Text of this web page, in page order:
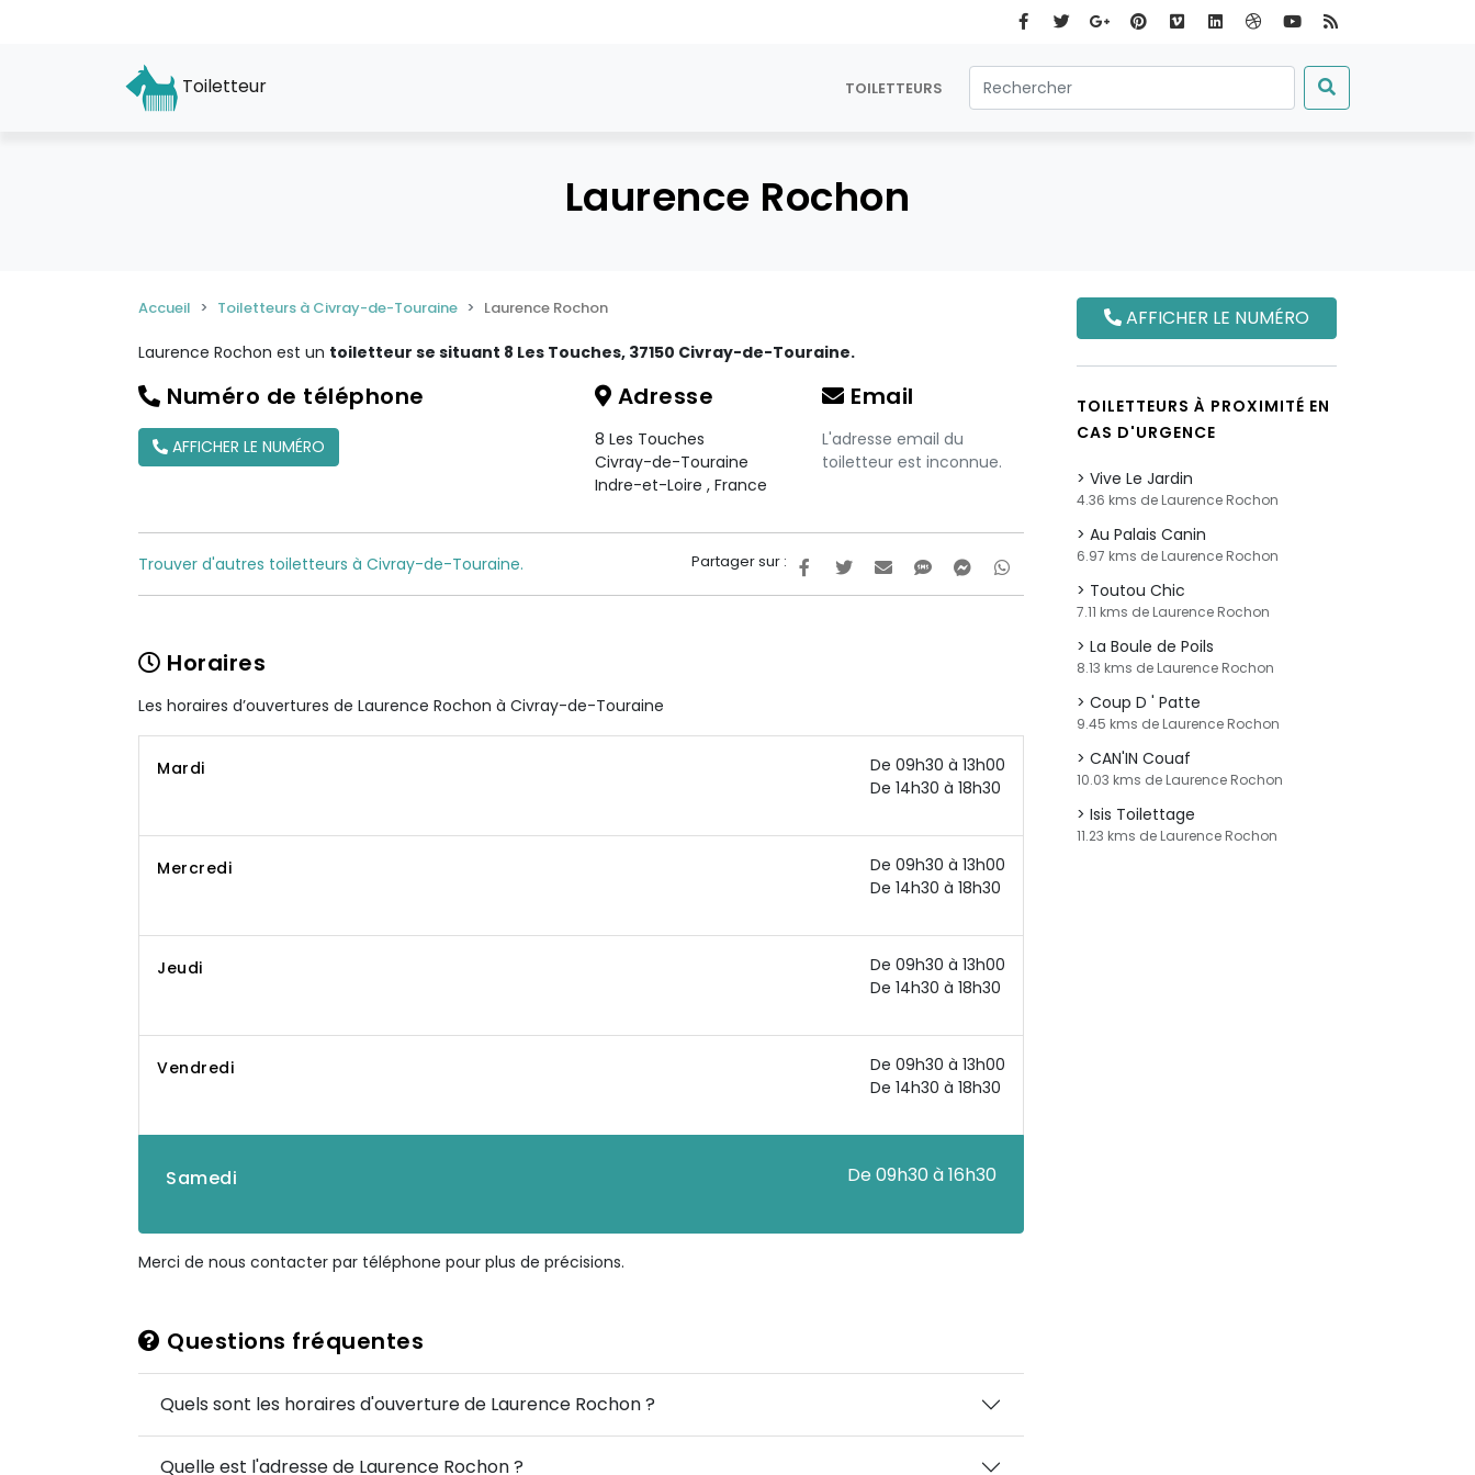
Toiletteur TOILETTEURS
Laurence Rochon
Accueil Toiletteurs à Civray-de-Touraine Laurence Rochon
Laurence Rochon est un toiletteur se situant 8 Les Touches, 37150 Civray-de-Touraine.
Numéro de téléphone
AFFICHER LE NUMÉRO
Adresse
8 Les Touches
Civray-de-Touraine
Indre-et-Loire , France
Email
L'adresse email du
toiletteur est inconnue.
Partager sur :
Trouver d'autres toiletteurs à Civray-de-Touraine.
Horaires
Les horaires d’ouvertures de Laurence Rochon à Civray-de-Touraine
Mardi
De 09h30 à 13h00
De 14h30 à 18h30
Mercredi
De 09h30 à 13h00
De 14h30 à 18h30
Jeudi
De 09h30 à 13h00
De 14h30 à 18h30
Vendredi
De 09h30 à 13h00
De 14h30 à 18h30
Samedi De 09h30 à 16h30
Merci de nous contacter par téléphone pour plus de précisions.
Questions fréquentes
Quels sont les horaires d'ouverture de Laurence Rochon ?
Quelle est l'adresse de Laurence Rochon ?
AFFICHER LE NUMÉRO
TOILETTEURS À PROXIMITÉ EN
CAS D'URGENCE
Vive Le Jardin
4.36 kms de Laurence Rochon
Au Palais Canin
6.97 kms de Laurence Rochon
Toutou Chic
7.11 kms de Laurence Rochon
La Boule de Poils
8.13 kms de Laurence Rochon
Coup D ' Patte
9.45 kms de Laurence Rochon
CAN'IN Couaf
10.03 kms de Laurence Rochon
Isis Toilettage
11.23 kms de Laurence Rochon